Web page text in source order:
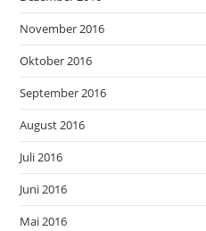
November 2016
Oktober 2016
September 2016
August 2016
Juli 2016
Juni 2016
Mai 2016